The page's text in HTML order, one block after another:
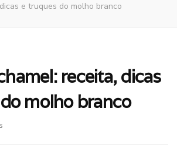
e truques do molho branco
receita, dicas
molho branco